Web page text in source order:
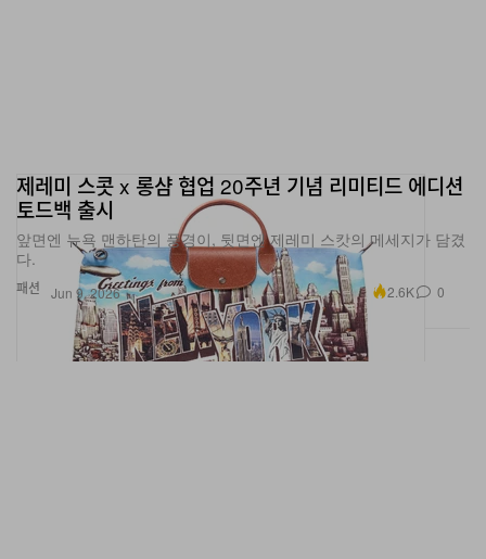
패션
제레미 스콧 x 롱샴 협업 20주년 기념 리미티드 에디션
토드백 출시
앞면엔 뉴욕 맨하탄의 풍경이, 뒷면엔 제레미 스캇의 메세지가 담겼
다.
Jun 9, 2026 2.6K 0